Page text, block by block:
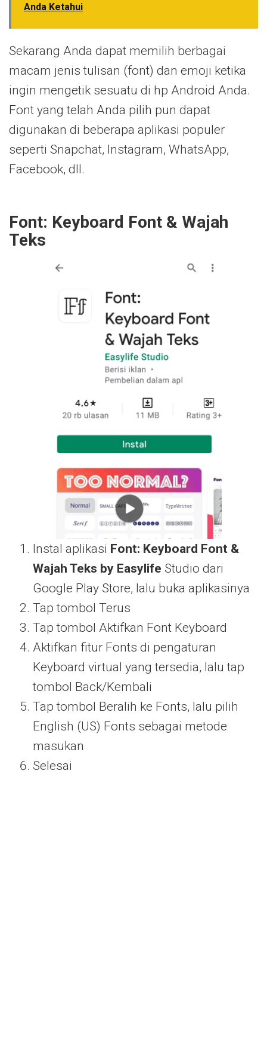
Anda Ketahui
Sekarang Anda dapat memilih berbagai
macam jenis tulisan (font) dan emoji ketika
ingin mengetik sesuatu di hp Android Anda.
Font yang telah Anda pilih pun dapat
digunakan di beberapa aplikasi populer
seperti Snapchat, Instagram, WhatsApp,
Facebook, dll.
Font: Keyboard Font & Wajah
Teks
Instal aplikasi Font: Keyboard Font &
Wajah Teks by Easylife Studio dari
Google Play Store, lalu buka aplikasinya
Tap tombol Terus
Tap tombol Aktifkan Font Keyboard
Aktifkan fitur Fonts di pengaturan
Keyboard virtual yang tersedia, lalu tap
tombol Back/Kembali
Tap tombol Beralih ke Fonts, lalu pilih
English (US) Fonts sebagai metode
masukan
Selesai